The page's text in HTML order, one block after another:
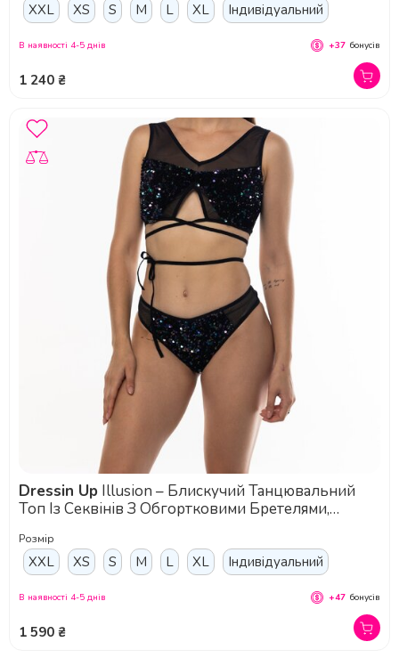
XXL XS S M L XL Індивідуальний
1 240 ₴
В наявності 4-5 днів +37 бонусів
Dressin Up
Топ Із Секвінів З Обгортковими Бретелями,
Pole Dance І Сценічних Виступів - чорний
Розмір
XXL XS S M L XL Індивідуальний
1 590 ₴
В наявності 4-5 днів +47 бонусів